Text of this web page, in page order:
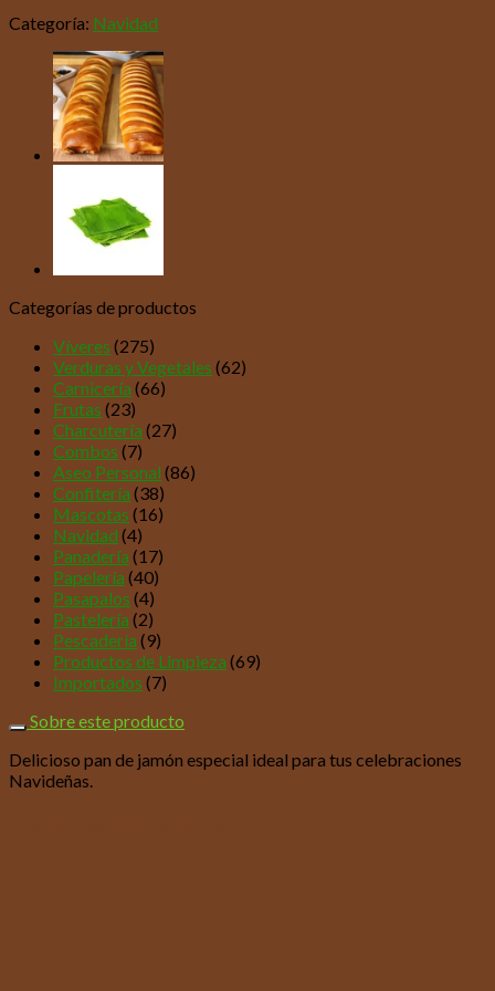
Categoría: Navidad
Categorías de productos
Víveres (275)
Verduras y Vegetales (62)
Carnicería (66)
Frutas (23)
Charcutería (27)
Combos (7)
Aseo Personal (86)
Confitería (38)
Mascotas (16)
Navidad (4)
Panadería (17)
Papelería (40)
Pasapalos (4)
Pastelería (2)
Pescadería (9)
Productos de Limpieza (69)
Importados (7)
Sobre este producto
Delicioso pan de jamón especial ideal para tus celebraciones
Navideñas.